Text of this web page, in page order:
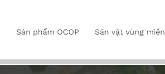
Sản phẩm OCOP Sản vật vùng miền